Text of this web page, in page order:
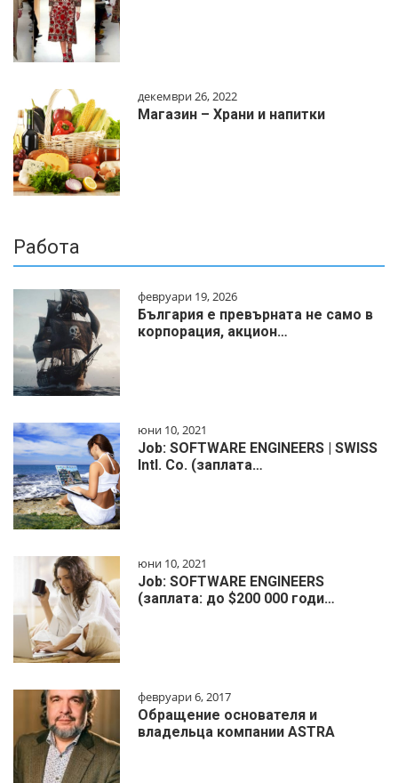
декември 26, 2022
Магазин – Храни и напитки
Работа
февруари 19, 2026
България е превърната не само в
корпорация, акцион…
юни 10, 2021
Job: SOFTWARE ENGINEERS | SWISS
Intl. Co. (заплата…
юни 10, 2021
Job: SOFTWARE ENGINEERS
(заплата: до $200 000 годи…
февруари 6, 2017
Обращение основателя и
владельца компании ASTRA